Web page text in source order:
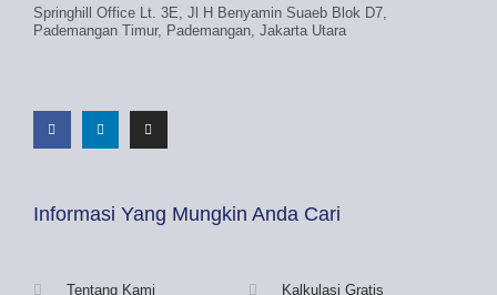
Springhill Office Lt. 3E, Jl H Benyamin Suaeb Blok D7,
Pademangan Timur, Pademangan, Jakarta Utara
Informasi Yang Mungkin Anda Cari
Tentang Kami Kalkulasi Gratis